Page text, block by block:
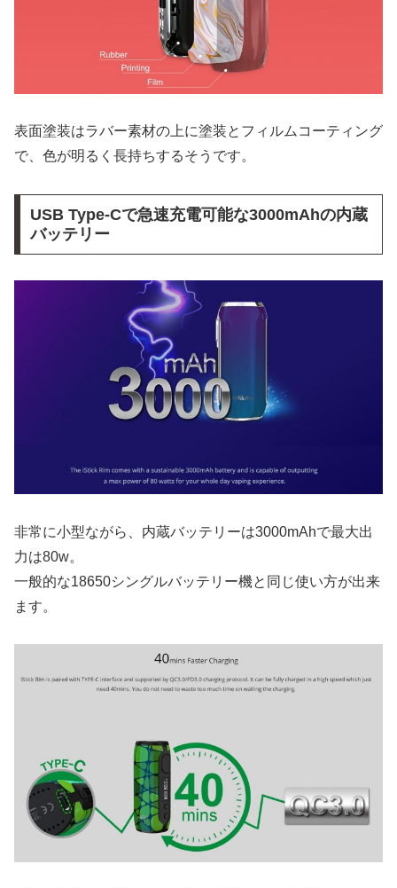
表面塗装はラバー素材の上に塗装とフィルムコーティング
で、色が明るく長持ちするそうです。
USB Type-Cで急速充電可能な3000mAhの内蔵
バッテリー
非常に小型ながら、内蔵バッテリーは3000mAhで最大出
力は80w。
一般的な18650シングルバッテリー機と同じ使い方が出来
ます。